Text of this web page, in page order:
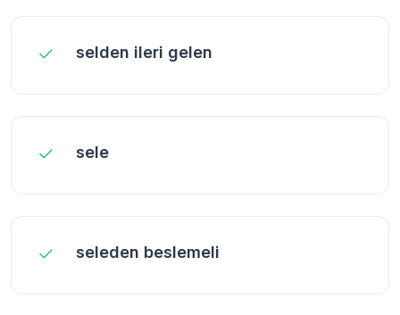
selden ileri gelen
sele
seleden beslemeli